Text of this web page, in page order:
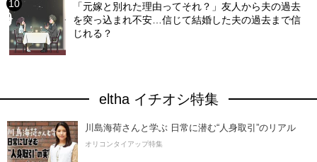
「元嫁と別れた理由ってそれ？」友人から夫の過去
を突っ込まれ不安…信じて結婚した夫の過去まで信
じれる？
eltha イチオシ特集
川島海荷さんと学ぶ 日常に潜む“人身取引”のリアル
オリコンタイアップ特集